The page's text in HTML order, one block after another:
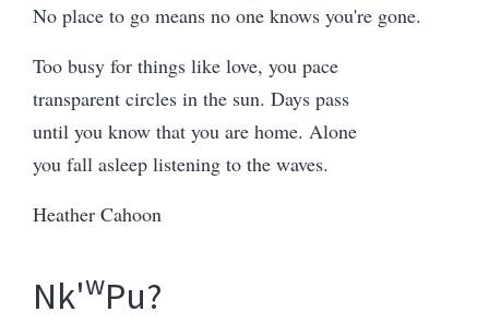
No place to go means no one knows you're gone.
Too busy for things like love, you pace
transparent circles in the sun. Days pass
until you know that you are home. Alone
you fall asleep listening to the waves.
Heather Cahoon
Nk'wPu?